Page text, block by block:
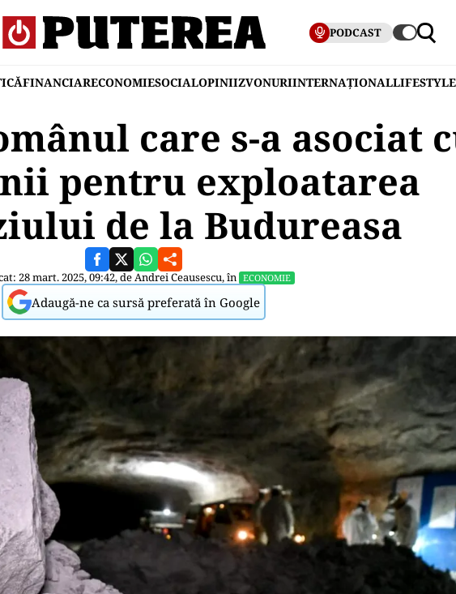
PODCAST
FINANCIARECONOMIESOCIALOPINIIZVONURIINTERNAȚIONALLIFESTYLE
care s-a asociat
pentru exploatarea
de la Budureasa
28 mart. 2025, 09:42, deAndrei Ceausescu, în ECONOMIE
Adaugă-ne ca sursă preferată în Google